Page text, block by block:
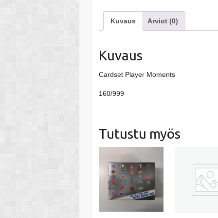
Kuvaus Arviot (0)
Kuvaus
Cardset Player Moments
160/999
Tutustu myös